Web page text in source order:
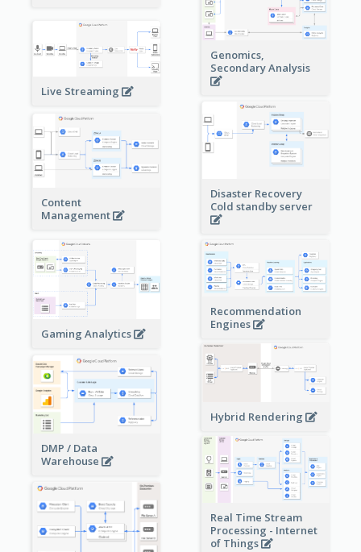
Genomics,
Secondary Analysis
Live Streaming
Disaster Recovery
Cold standby server
Content
Management
Gaming Analytics
Recommendation
Engines
Hybrid Rendering
DMP / Data
Warehouse
Real Time Stream
Processing - Internet
of Things